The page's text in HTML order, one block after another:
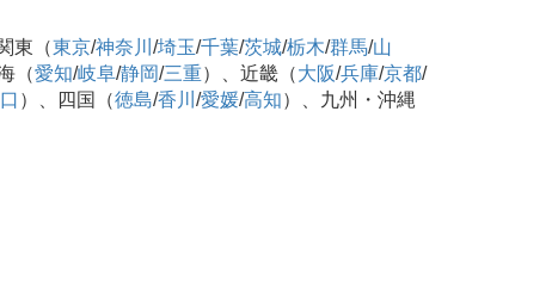
東（東京/神奈川 /埼玉/千葉/茨城/栃木/群馬/山
（愛知/岐阜/静岡/三重）、近畿（大阪/兵庫/京都/
）、四国（徳島/香川 /愛媛/高知）、九州・沖縄